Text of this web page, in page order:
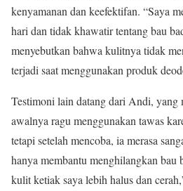
kenyamanan dan keefektifan. “Saya
hari dan tidak khawatir tentang bau
menyebutkan bahwa kulitnya tidak
terjadi saat menggunakan produk
Testimoni lain datang dari Andi,
awalnya ragu menggunakan tawas
tetapi setelah mencoba, ia merasa
hanya membantu menghilangkan bau
kulit ketiak saya lebih halus dan